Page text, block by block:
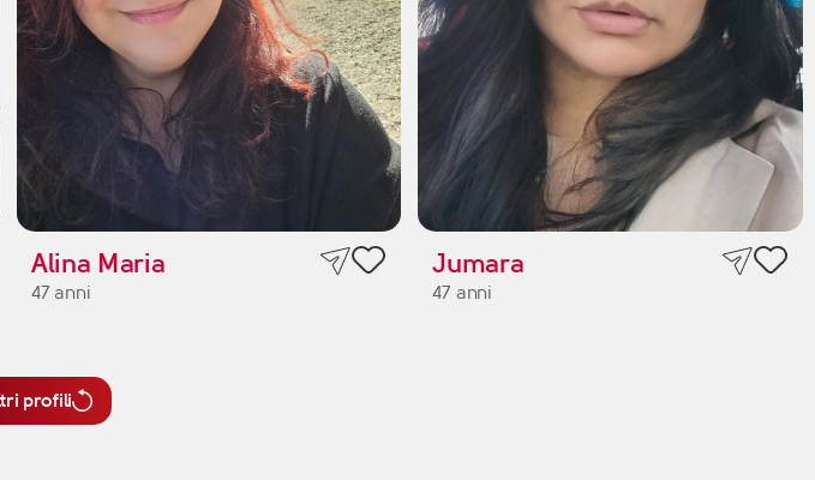
Alina Maria
47 anni
Jumara
47 anni
profili